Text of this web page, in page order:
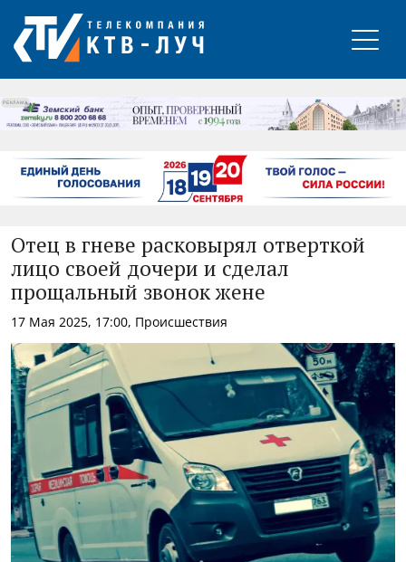
РЕКЛАМА
Отец в гневе расковырял отверткой
лицо своей дочери и сделал
прощальный звонок жене
17 Мая 2025, 17:00, Происшествия